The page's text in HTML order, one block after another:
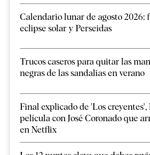
Calendario lunar de agosto 2026:
eclipse solar y Perseidas
Trucos caseros para quitar las
negras de las sandalias en verano
Final explicado de 'Los creyentes',
película con José Coronado que
en Netflix